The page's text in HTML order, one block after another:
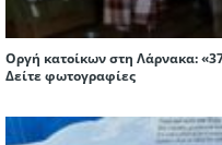
Οργή κατοίκων στη Λάρνακα:
Δείτε φωτογραφίες